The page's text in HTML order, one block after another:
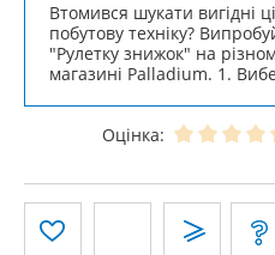
Втомився шукати вигідні
побутову техніку?
"Рулетку знижок" на
магазині Palladium. 1.
Оцінка: